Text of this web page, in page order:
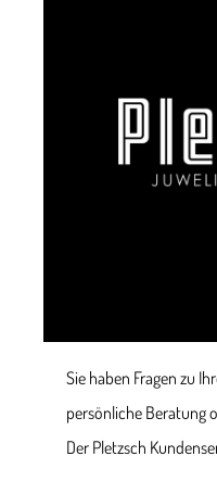
Sie haben Fragen zu
persönliche Beratung
Der Pletzsch